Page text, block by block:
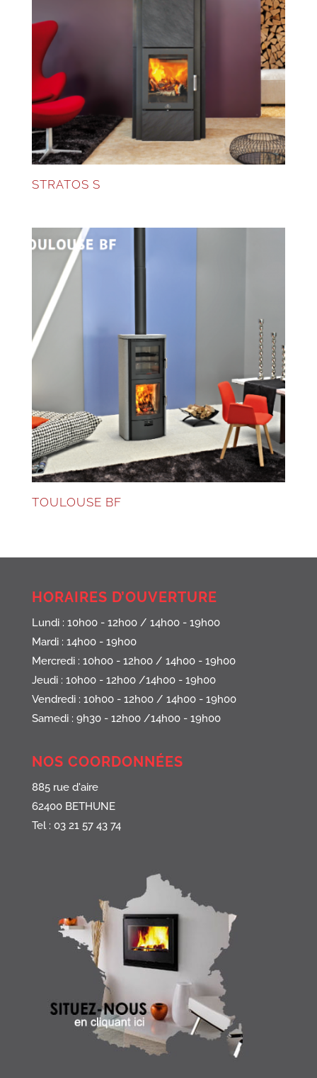
STRATOS S
TOULOUSE BF
HORAIRES D’OUVERTURE
Lundi : 10h00 - 12h00 / 14h00 - 19h00
Mardi : 14h00 - 19h00
Mercredi : 10h00 - 12h00 / 14h00 - 19h00
Jeudi : 10h00 - 12h00 /14h00 - 19h00
Vendredi : 10h00 - 12h00 / 14h00 - 19h00
Samedi : 9h30 - 12h00 /14h00 - 19h00
NOS COORDONNÉES
885 rue d'aire
62400 BETHUNE
Tel : 03 21 57 43 74